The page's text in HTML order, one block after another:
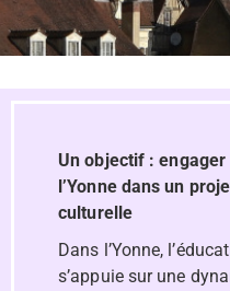
Un objectif :
l’Yonne dans un
culturelle
Dans l’Yonne,
s’appuie sur une